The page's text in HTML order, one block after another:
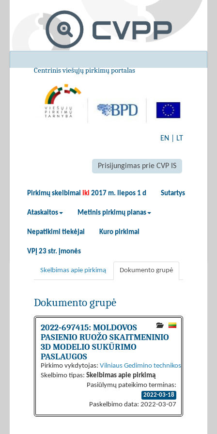
Centrinis viešųjų pirkimų portalas
EN LT
Prisijungimas prie CVP IS
Pirkimų skelbimai iki 2017 m. liepos 1 d Sutartys
Ataskaitos Metinis pirkimų planas
Nepatikimi tiekėjai Kuro pirkimai
VPĮ 23 str. įmonės
Skelbimas apie pirkimą Dokumento grupė
Dokumento grupė
2022-697415: MOLDOVOS
PASIENIO RUOŽO SKAITMENINIO
3D MODELIO SUKŪRIMO
PASLAUGOS
Pirkimo vykdytojas: Vilniaus Gedimino technikos
Skelbimo tipas: Skelbimas apie pirkimą
Pasiūlymų pateikimo terminas:
2022-03-18
Paskelbimo data: 2022-03-07